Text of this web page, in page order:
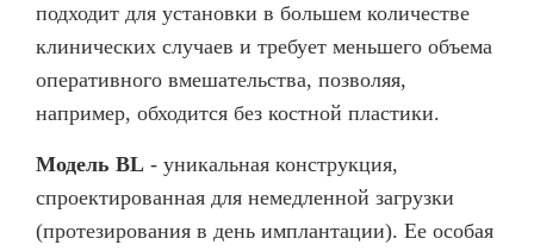
подходит для установки в большем количестве
клинических случаев и требует меньшего объема
оперативного вмешательства, позволяя,
например, обходится без костной пластики.
Модель BL - уникальная конструкция,
спроектированная для немедленной загрузки
(протезирования в день имплантации). Ее особая